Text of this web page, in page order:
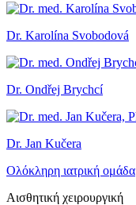
Dr. Karolína Svobodová
Dr. Ondřej Brychcí
Dr. Jan Kučera
Ολόκληρη ιατρική ομάδα
Αισθητική χειρουργική